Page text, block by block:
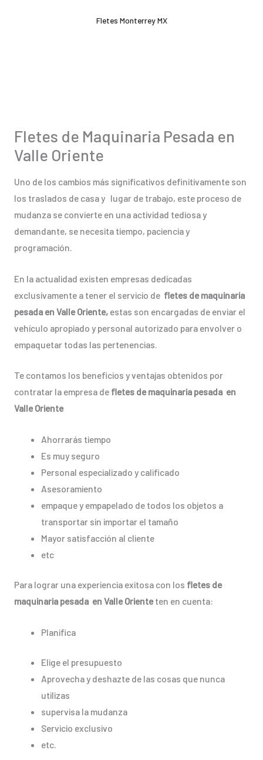
Fletes Monterrey MX
Fletes de Maquinaria Pesada en
Valle Oriente
Uno de los cambios más significativos definitivamente son
los traslados de casa y lugar de trabajo, este proceso de
mudanza se convierte en una actividad tediosa y
demandante, se necesita tiempo, paciencia y
programación.
En la actualidad existen empresas dedicadas
exclusivamente a tener el servicio de fletes de maquinaria
pesada en Valle Oriente,estas son encargadas de enviar el
vehículo apropiado y personal autorizado para envolver o
empaquetar todas las pertenencias.
Te contamos los beneficios y ventajas obtenidos por
contratar la empresa de fletes de maquinaria pesada en
Valle Oriente
Ahorrarás tiempo
Es muy seguro
Personal especializado y calificado
Asesoramiento
empaque y empapelado de todos los objetos a
transportar sin importar el tamaño
Mayor satisfacción al cliente
etc
Para lograr una experiencia exitosa con los fletes de
maquinaria pesada en Valle Orienteten en cuenta:
Planifica
Elige el presupuesto
Aprovecha y deshazte de las cosas que nunca
utilizas
supervisa la mudanza
Servicio exclusivo
etc.